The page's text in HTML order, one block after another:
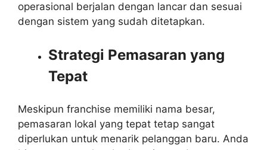
operasional berjalan dengan lancar dan sesuai
dengan sistem yang sudah ditetapkan.
Strategi Pemasaran yang
Tepat
Meskipun franchise memiliki nama besar,
pemasaran lokal yang tepat tetap sangat
diperlukan untuk menarik pelanggan baru. Anda